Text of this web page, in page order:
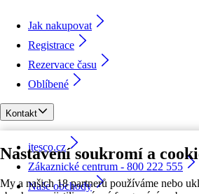
Nastavení soukromí a
My a našich 18 partnerů používáme nebo
Jak nakupovat
Registrace
Rezervace času
Oblíbené
Kontakt
itesco.cz
Zákaznické centrum - 800 222 555
Naše obchody